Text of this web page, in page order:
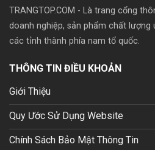
TRANGTOP.COM - Là trang cổng
doanh nghiệp, sản phẩm chất lượng
các tỉnh thành phía nam tổ quốc.
THÔNG TIN ĐIỀU KHOẢN
Giới Thiệu
Quy Ước Sử Dụng Website
Chính Sách Bảo Mật Thông Tin